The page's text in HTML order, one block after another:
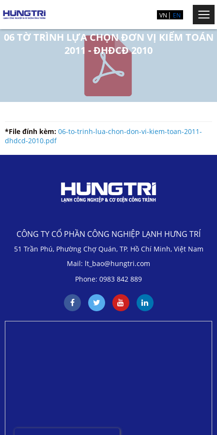
VN EN
06 TỜ TRÌNH LỰA CHỌN ĐƠN VỊ KIỂM TOÁN
2011 - ĐHĐCĐ 2010
*File đính kèm: 06-to-trinh-lua-chon-don-vi-kiem-toan-2011-
dhdcd-2010.pdf
CÔNG TY CỔ PHẦN CÔNG NGHIỆP LẠNH HƯNG TRÍ
51 Trần Phú, Phường Chợ Quán, TP. Hồ Chí Minh, Việt Nam
Mail: lt_bao@hungtri.com
Phone: 0983 842 889